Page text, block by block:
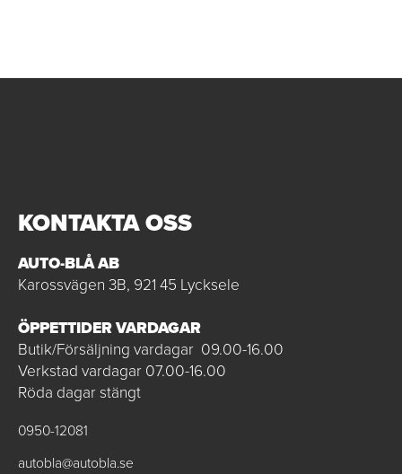
KONTAKTA OSS
AUTO-BLÅ AB
Karossvägen 3B, 921 45 Lycksele
ÖPPETTIDER VARDAGAR
Butik/Försäljning vardagar 09.00-16.00
Verkstad vardagar 07.00-16.00
Röda dagar stängt
0950-12081
autobla@autobla.se